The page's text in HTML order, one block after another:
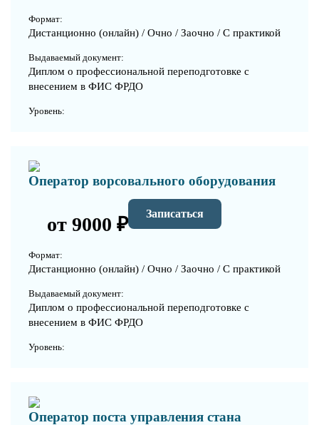
Формат:
Дистанционно (онлайн) / Очно / Заочно / С практикой
Выдаваемый документ:
Диплом о профессиональной переподготовке с
внесением в ФИС ФРДО
Уровень:
Оператор ворсовального оборудования
от 9000 ₽ Записаться
Формат:
Дистанционно (онлайн) / Очно / Заочно / С практикой
Выдаваемый документ:
Диплом о профессиональной переподготовке с
внесением в ФИС ФРДО
Уровень:
Оператор поста управления стана